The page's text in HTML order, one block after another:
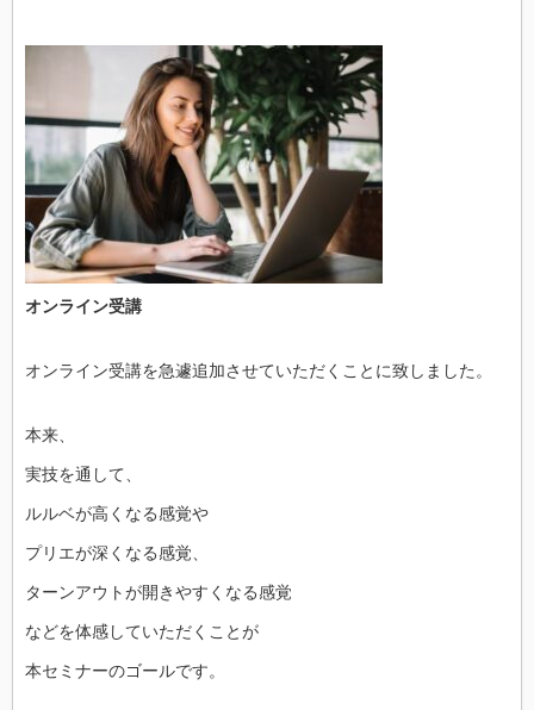
オンライン受講
オンライン受講を急遽追加させていただくことに致しました。
本来、
実技を通して、
ルルベが高くなる感覚や
プリエが深くなる感覚、
ターンアウトが開きやすくなる感覚
などを体感していただくことが
本セミナーのゴールです。